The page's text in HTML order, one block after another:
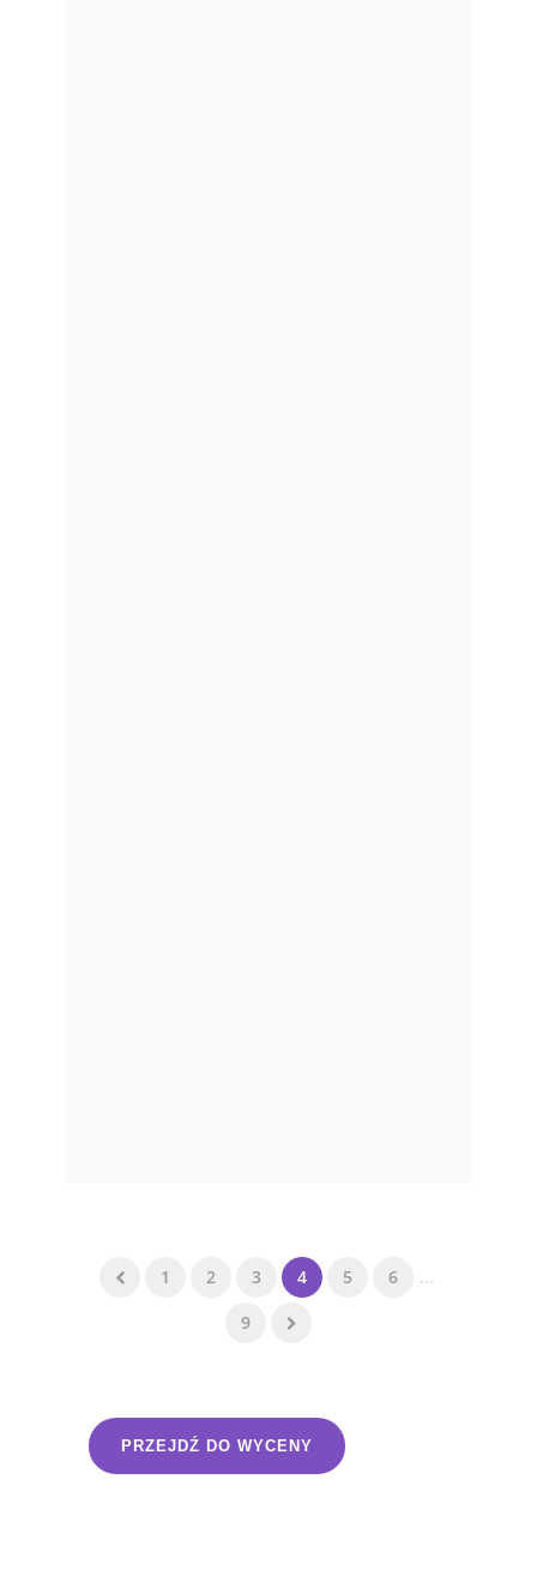
1 2 3 4 5 6
...
9
PRZEJDŹ DO WYCENY